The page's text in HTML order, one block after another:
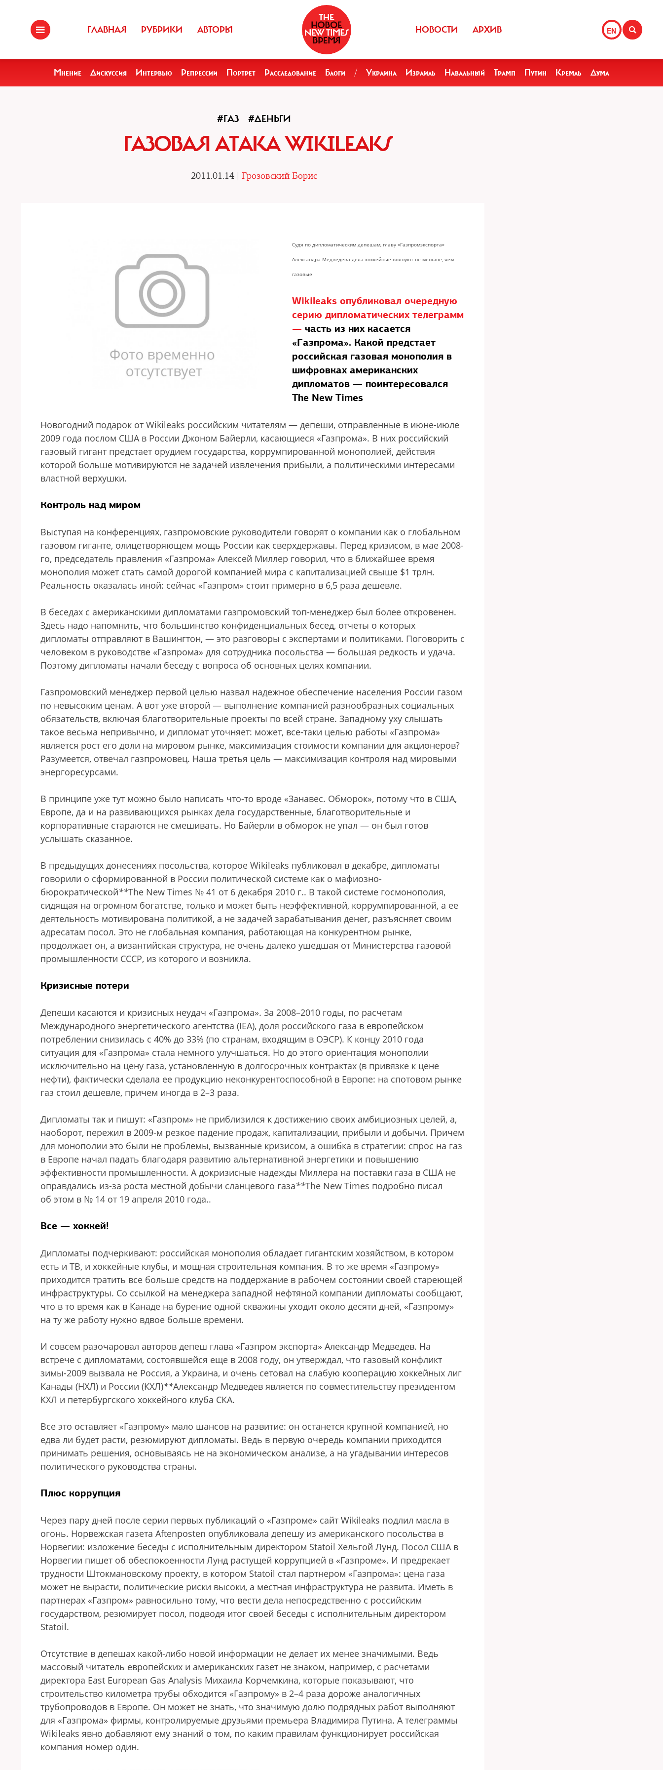
ГЛАВНАЯ РУБРИКИ АВТОРЫ EN
НОВОСТИ АРХИВ
Мнение Дискуссия Интервью Репрессии Портрет Расследование Блоги / Украина Израиль Навальный Трамп Путин Кремль Дума
#ГАЗ #ДЕНЬГИ
ГАЗОВАЯ АТАКА WIKILEAKS
2011.01.14 | Грозовский Борис
Судя по дипломатическим депешам, главу «Газпромэкспорта»
Александра Медведева дела хоккейные волнуют не меньше, чем
газовые
Wikileaks опубликовал очередную
серию дипломатических телеграмм
— часть из них касается
«Газпрома». Какой предстает
российская газовая монополия в
шифровках американских
дипломатов — поинтересовался
The New Times
Новогодний подарок от Wikileaks российским читателям — депеши, отправленные в июне-июле
2009 года послом США в России Джоном Байерли, касающиеся «Газпрома». В них российский
газовый гигант предстает орудием государства, коррумпированной монополией, действия
которой больше мотивируются не задачей извлечения прибыли, а политическими интересами
властной верхушки.
Контроль над миром
Выступая на конференциях, газпромовские руководители говорят о компании как о глобальном
газовом гиганте, олицетворяющем мощь России как сверхдержавы. Перед кризисом, в мае 2008-
го, председатель правления «Газпрома» Алексей Миллер говорил, что в ближайшее время
монополия может стать самой дорогой компанией мира с капитализацией свыше $1 трлн.
Реальность оказалась иной: сейчас «Газпром» стоит примерно в 6,5 раза дешевле.
В беседах с американскими дипломатами газпромовский топ-менеджер был более откровенен.
Здесь надо напомнить, что большинство конфиденциальных бесед, отчеты о которых
дипломаты отправляют в Вашингтон, — это разговоры с экспертами и политиками. Поговорить с
человеком в руководстве «Газпрома» для сотрудника посольства — большая редкость и удача.
Поэтому дипломаты начали беседу с вопроса об основных целях компании.
Газпромовский менеджер первой целью назвал надежное обеспечение населения России газом
по невысоким ценам. А вот уже второй — выполнение компанией разнообразных социальных
обязательств, включая благотворительные проекты по всей стране. Западному уху слышать
такое весьма непривычно, и дипломат уточняет: может, все-таки целью работы «Газпрома»
является рост его доли на мировом рынке, максимизация стоимости компании для акционеров?
Разумеется, отвечал газпромовец. Наша третья цель — максимизация контроля над мировыми
энергоресурсами.
В принципе уже тут можно было написать что-то вроде «Занавес. Обморок», потому что в США,
Европе, да и на развивающихся рынках дела государственные, благотворительные и
корпоративные стараются не смешивать. Но Байерли в обморок не упал — он был готов
услышать сказанное.
В предыдущих донесениях посольства, которое Wikileaks публиковал в декабре, дипломаты
говорили о сформированной в России политической системе как о мафиозно-
бюрократической**The New Times № 41 от 6 декабря 2010 г.. В такой системе госмонополия,
сидящая на огромном богатстве, только и может быть неэффективной, коррумпированной, а ее
деятельность мотивирована политикой, а не задачей зарабатывания денег, разъясняет своим
адресатам посол. Это не глобальная компания, работающая на конкурентном рынке,
продолжает он, а византийская структура, не очень далеко ушедшая от Министерства газовой
промышленности СССР, из которого и возникла.
Кризисные потери
Депеши касаются и кризисных неудач «Газпрома». За 2008–2010 годы, по расчетам
Международного энергетического агентства (IEA), доля российского газа в европейском
потреблении снизилась с 40% до 33% (по странам, входящим в ОЭСР). К концу 2010 года
ситуация для «Газпрома» стала немного улучшаться. Но до этого ориентация монополии
исключительно на цену газа, установленную в долгосрочных контрактах (в привязке к цене
нефти), фактически сделала ее продукцию неконкурентоспособной в Европе: на спотовом рынке
газ стоил дешевле, причем иногда в 2–3 раза.
Дипломаты так и пишут: «Газпром» не приблизился к достижению своих амбициозных целей, а,
наоборот, пережил в 2009-м резкое падение продаж, капитализации, прибыли и добычи. Причем
для монополии это были не проблемы, вызванные кризисом, а ошибка в стратегии: спрос на газ
в Европе начал падать благодаря развитию альтернативной энергетики и повышению
эффективности промышленности. А докризисные надежды Миллера на поставки газа в США не
оправдались из-за роста местной добычи сланцевого газа**The New Times подробно писал
об этом в № 14 от 19 апреля 2010 года..
Все — хоккей!
Дипломаты подчеркивают: российская монополия обладает гигантским хозяйством, в котором
есть и ТВ, и хоккейные клубы, и мощная строительная компания. В то же время «Газпрому»
приходится тратить все больше средств на поддержание в рабочем состоянии своей стареющей
инфраструктуры. Со ссылкой на менеджера западной нефтяной компании дипломаты сообщают,
что в то время как в Канаде на бурение одной скважины уходит около десяти дней, «Газпрому»
на ту же работу нужно вдвое больше времени.
И совсем разочаровал авторов депеш глава «Газпром экспорта» Александр Медведев. На
встрече с дипломатами, состоявшейся еще в 2008 году, он утверждал, что газовый конфликт
зимы-2009 вызвала не Россия, а Украина, и очень сетовал на слабую кооперацию хоккейных лиг
Канады (НХЛ) и России (КХЛ)**Александр Медведев является по совместительству президентом
КХЛ и петербургского хоккейного клуба СКА.
Все это оставляет «Газпрому» мало шансов на развитие: он останется крупной компанией, но
едва ли будет расти, резюмируют дипломаты. Ведь в первую очередь компании приходится
принимать решения, основываясь не на экономическом анализе, а на угадывании интересов
политического руководства страны.
Плюс коррупция
Через пару дней после серии первых публикаций о «Газпроме» сайт Wikileaks подлил масла в
огонь. Норвежская газета Aftenposten опубликовала депешу из американского посольства в
Норвегии: изложение беседы с исполнительным директором Statoil Хельгой Лунд. Посол США в
Норвегии пишет об обеспокоенности Лунд растущей коррупцией в «Газпроме». И предрекает
трудности Штокмановскому проекту, в котором Statoil стал партнером «Газпрома»: цена газа
может не вырасти, политические риски высоки, а местная инфраструктура не развита. Иметь в
партнерах «Газпром» равносильно тому, что вести дела непосредственно с российским
государством, резюмирует посол, подводя итог своей беседы с исполнительным директором
Statoil.
Отсутствие в депешах какой-либо новой информации не делает их менее значимыми. Ведь
массовый читатель европейских и американских газет не знаком, например, с расчетами
директора East European Gas Analysis Михаила Корчемкина, которые показывают, что
строительство километра трубы обходится «Газпрому» в 2–4 раза дороже аналогичных
трубопроводов в Европе. Он может не знать, что значимую долю подрядных работ выполняют
для «Газпрома» фирмы, контролируемые друзьями премьера Владимира Путина. А телеграммы
Wikileaks явно добавляют ему знаний о том, по каким правилам функционирует российская
компания номер один.